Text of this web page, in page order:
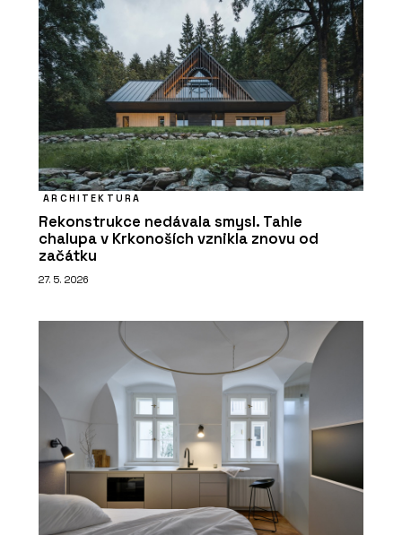
ARCHITEKTURA
Rekonstrukce nedávala smysl. Tahle
chalupa v Krkonoších vznikla znovu od
začátku
27. 5. 2026